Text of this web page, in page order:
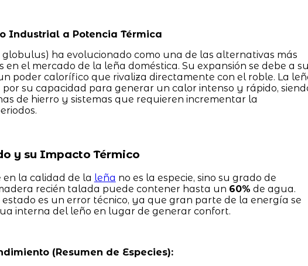
Industrial a Potencia Térmica
ha evolucionado como una de las alternativas más
el mercado de la leña doméstica. Su expansión se debe a
poder calorífico que rivaliza directamente con el roble. La
su capacidad para generar un calor intenso y rápido,
de hierro y sistemas que requieren incrementar la
y su Impacto Térmico
la calidad de la leña no es la especie, sino su grado de
recién talada puede contener hasta un 60% de agua.
es un error técnico, ya que gran parte de la energía se
interna del leño en lugar de generar confort.
(Resumen de Especies):